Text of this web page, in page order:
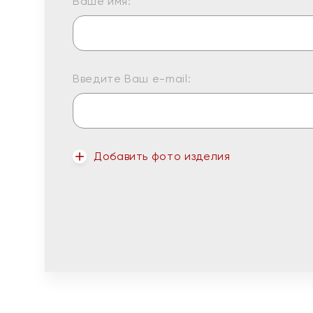
Введите Ваш e-mail:
Добавить фото изделия